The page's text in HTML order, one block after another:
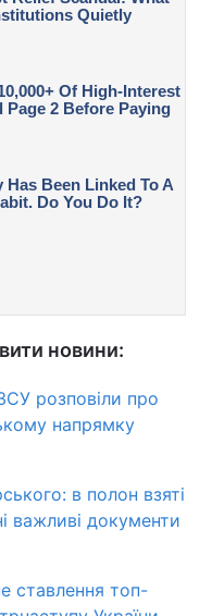
новини:
розповіли про
напрямку
в полон взяті
важливі документи
ставлення топ-